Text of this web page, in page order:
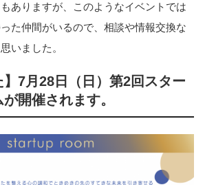
ありますが、このようなイベントでは
た仲間がいるので、相談や情報交換な
いました。
】7月28日（日）第2回スター
開催されます。